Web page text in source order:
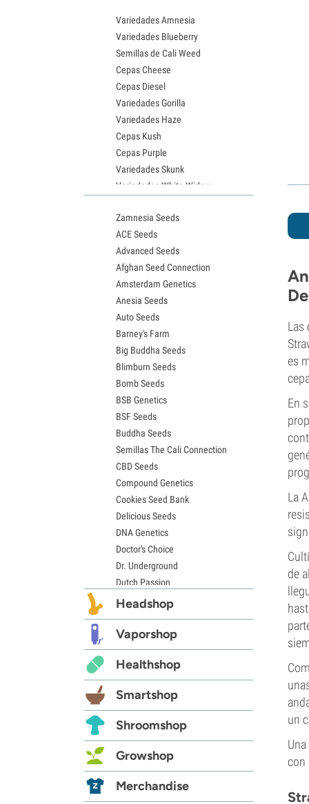
Las
es
En
La
de
un
con
Variedades Amnesia
Variedades Blueberry
Semillas de Cali Weed
Cepas Cheese
Cepas Diesel
Variedades Gorilla
Variedades Haze
Cepas Kush
Cepas Purple
Variedades Skunk
Variedades White Widow
Semillas de Granddaddy Purple
Semillas de OG Kush
Semillas de Blue Dream
Semillas de Lemon Haze
Semillas de Bruce Banner
Semillas de Gelato
Semillas de Sour Diesel
Semillas de Jack Herer
Semillas de Girl Scout Cookies
Semillas de Wedding Cake
Semillas de Zkittlez
Semillas de Pineapple Express
Semillas de Chemdawg
Semillas de Hindu Kush
Semillas de Mimosa
Zamnesia Seeds
ACE Seeds
Advanced Seeds
Afghan Seed Connection
Amsterdam Genetics
Anesia Seeds
Auto Seeds
Barney's Farm
Big Buddha Seeds
Blimburn Seeds
Bomb Seeds
BSB Genetics
BSF Seeds
Buddha Seeds
Semillas The Cali Connection
CBD Seeds
Compound Genetics
Cookies Seed Bank
Delicious Seeds
DNA Genetics
Doctor's Choice
Dr. Underground
Dutch Passion
Elite Seeds
Exotic Seed
Expert Seeds
FastBuds
Female Seeds
French Touch Seeds
Garden of Green
GeneSeeds
G13 Labs
Grass-O-Matic
Headshop
Vaporshop
Healthshop
Smartshop
Shroomshop
Growshop
Merchandise